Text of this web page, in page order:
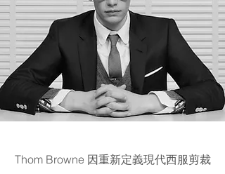
Thom Browne 因重新定義現代西服剪裁